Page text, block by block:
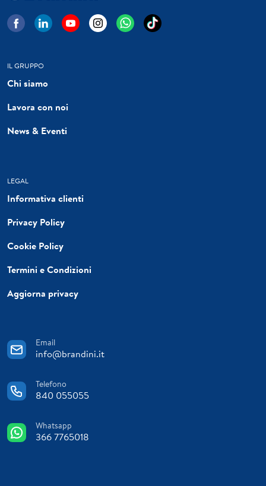
IL GRUPPO
Chi siamo
Lavora con noi
News & Eventi
LEGAL
Informativa clienti
Privacy Policy
Cookie Policy
Termini e Condizioni
Aggiorna privacy
Email
info@brandini.it
Telefono
840 055055
Whatsapp
366 7765018